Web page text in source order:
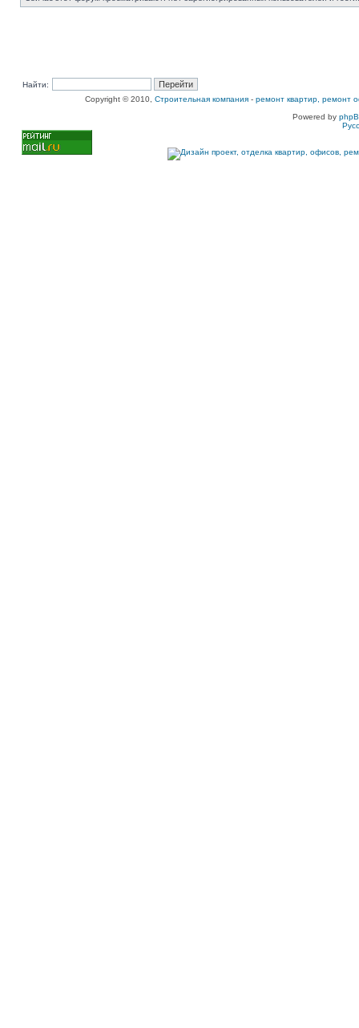
Найти:
Copyright © 2010, Строительная компания - ремонт квартир, ремонт
Powered by